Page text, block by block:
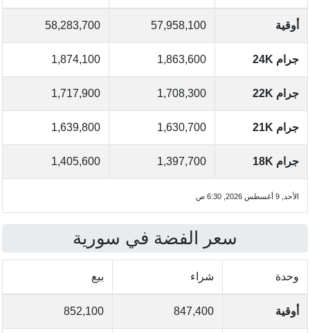
أوقية 57,958,100
58,283,700
جرام 24K 1,863,600
1,874,100
جرام 22K 1,708,300
1,717,900
جرام 21K 1,630,700
1,639,800
جرام 18K 1,397,700
1,405,600
الأحد, 9 أغسطس 2026, 6:30 ص
سعر الفضة في سورية
وحدة شراء بيع
أوقية 847,400
852,100